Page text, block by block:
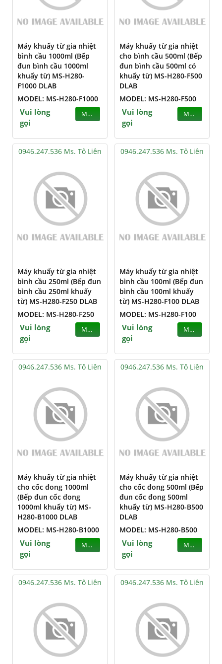
Máy khuấy từ gia nhiệt
bình cầu 1000ml (Bếp
đun bình cầu 1000ml
khuấy từ) MS-H280-
F1000 DLAB
MODEL: MS-H280-F1000
Vui lòng
gọi
MUA
Máy khuấy từ gia nhiệt
cho bình cầu 500ml (Bếp
đun bình cầu 500ml có
khuấy từ) MS-H280-F500
DLAB
MODEL: MS-H280-F500
Vui lòng
gọi
MUA
0946.247.536 Ms. Tô Liên
Máy khuấy từ gia nhiệt
bình cầu 250ml (Bếp đun
bình cầu 250ml khuấy
từ) MS-H280-F250 DLAB
MODEL: MS-H280-F250
Vui lòng
gọi
MUA
0946.247.536 Ms. Tô Liên
Máy khuấy từ gia nhiệt
bình cầu 100ml (Bếp đun
bình cầu 100ml khuấy
từ) MS-H280-F100 DLAB
MODEL: MS-H280-F100
Vui lòng
gọi
MUA
0946.247.536 Ms. Tô Liên
Máy khuấy từ gia nhiệt
cho cốc đong 1000ml
(Bếp đun cốc đong
1000ml khuấy từ) MS-
H280-B1000 DLAB
MODEL: MS-H280-B1000
Vui lòng
gọi
MUA
0946.247.536 Ms. Tô Liên
Máy khuấy từ gia nhiệt
cho cốc đong 500ml (Bếp
đun cốc đong 500ml
khuấy từ) MS-H280-B500
DLAB
MODEL: MS-H280-B500
Vui lòng
gọi
MUA
0946.247.536 Ms. Tô Liên 0946.247.536 Ms. Tô Liên